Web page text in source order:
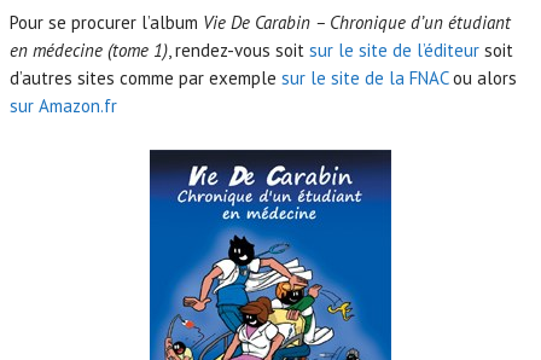
Pour se procurer l’album Vie De Carabin – Chronique d’un étudiant
en médecine (tome 1), rendez-vous soit sur le site de l’éditeur soit
d’autres sites comme par exemple sur le site de la FNACou alors
sur Amazon.fr